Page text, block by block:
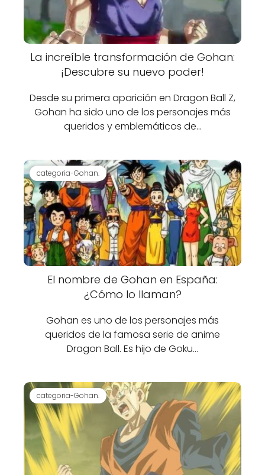
La increíble transformación de Gohan:
¡Descubre su nuevo poder!
Desde su primera aparición en Dragon Ball Z,
Gohan ha sido uno de los personajes más
queridos y emblemáticos de…
categoria-Gohan.
El nombre de Gohan en España:
¿Cómo lo llaman?
Gohan es uno de los personajes más
queridos de la famosa serie de anime
Dragon Ball. Es hijo de Goku…
categoria-Gohan.